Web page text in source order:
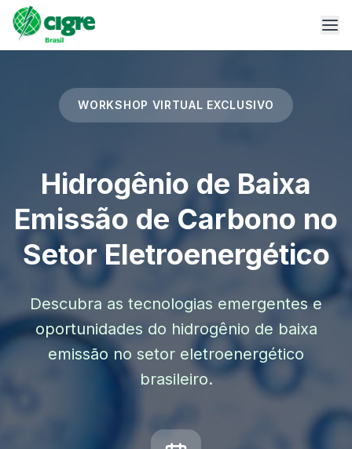
WORKSHOP VIRTUAL EXCLUSIVO
Hidrogênio de Baixa
Emissão de Carbono no
Setor Eletroenergético
Descubra as tecnologias emergentes e
oportunidades do hidrogênio de baixa
emissão no setor eletroenergético
brasileiro.